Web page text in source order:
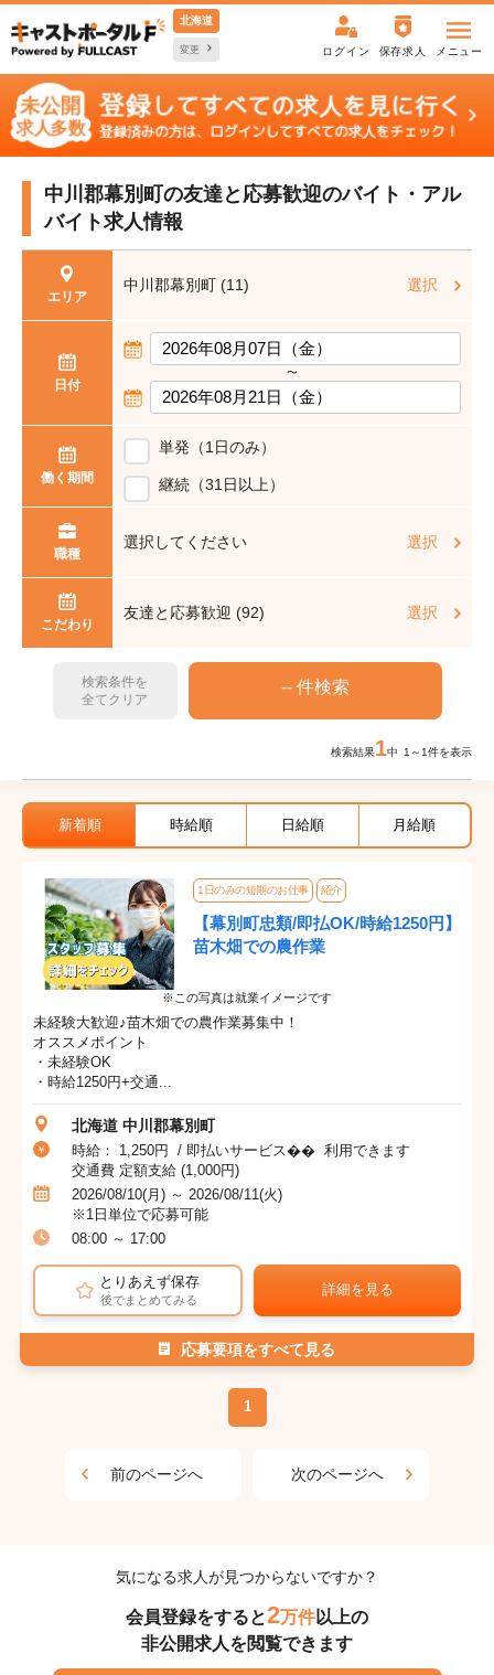
北海道
変更 ログイン 保存求人 メニュー
中川郡幕別町の友達と応募歓迎のバイト・アル
バイト求人情報
エリア
中川郡幕別町 (11) 選択
日付
〜
働く期間
単発（1日のみ）
継続（31日以上）
職種
選択してください 選択
こだわり
友達と応募歓迎 (92) 選択
検索条件を
全てクリア
検索結果1中 1～1件を表示
新着順 時給順 日給順 月給順
1日のみの短期のお仕事 紹介
【幕別町忠類/即払OK/時給1250円】
苗木畑での農作業
※この写真は就業イメージです
未経験大歓迎♪苗木畑での農作業募集中！
オススメポイント
・未経験OK
・時給1250円+交通...
北海道 中川郡幕別町
時給： 1,250円 / 即払いサービス�� 利用できます
交通費 定額支給 (1,000円)
2026/08/10(月) ～ 2026/08/11(火)
※1日単位で応募可能
08:00 ～ 17:00
とりあえず保存
後でまとめてみる
詳細を見る
応募要項をすべて見る
1
前のページへ 次のページへ
気になる求人が見つからないですか？
会員登録をすると2万件以上の
非公開求人を閲覧できます